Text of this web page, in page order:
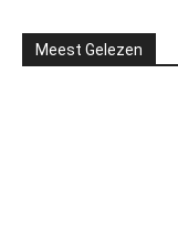
Meest Gelezen